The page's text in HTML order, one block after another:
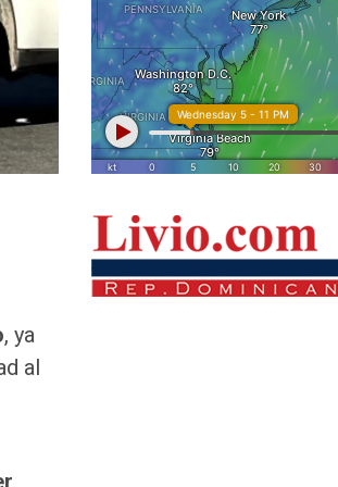
, ya
al